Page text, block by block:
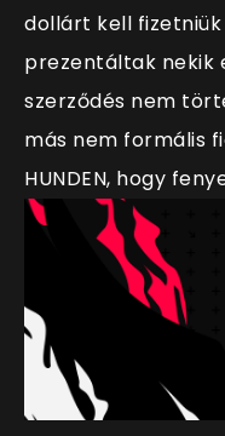
dollárt kell
prezentáltak nekik
szerződés nem
más nem formális
HUNDEN, hogy